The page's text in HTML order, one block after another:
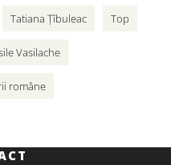
Tatiana Țîbuleac Top
Vasilache
române